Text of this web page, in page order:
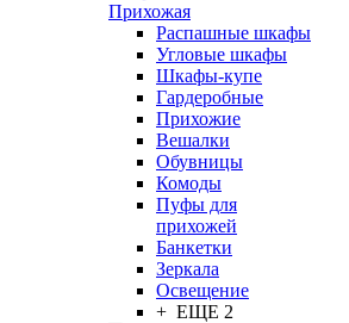
Прихожая
Распашные шкафы
Угловые шкафы
Шкафы-купе
Гардеробные
Прихожие
Вешалки
Обувницы
Комоды
Пуфы для
прихожей
Банкетки
Зеркала
Освещение
+ ЕЩЕ 2